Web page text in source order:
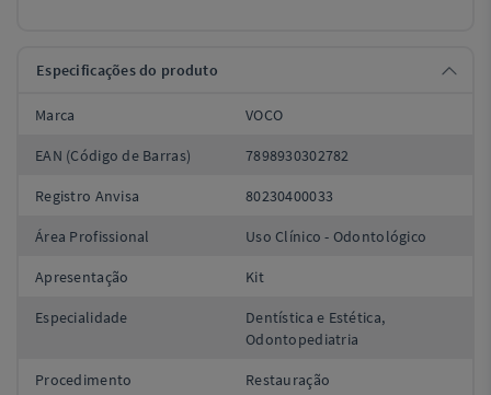
Especificações do produto
Marca VOCO
EAN (Código de Barras) 7898930302782
Registro Anvisa 80230400033
Área Profissional Uso Clínico - Odontológico
Apresentação Kit
Especialidade
Dentística e Estética,
Odontopediatria
Procedimento Restauração